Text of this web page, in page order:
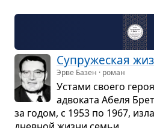
Супру­же­ская
Эрве Базен · роман
Устами сво­его
адво­ката Абеля
за годом, с 1953 по 1967,